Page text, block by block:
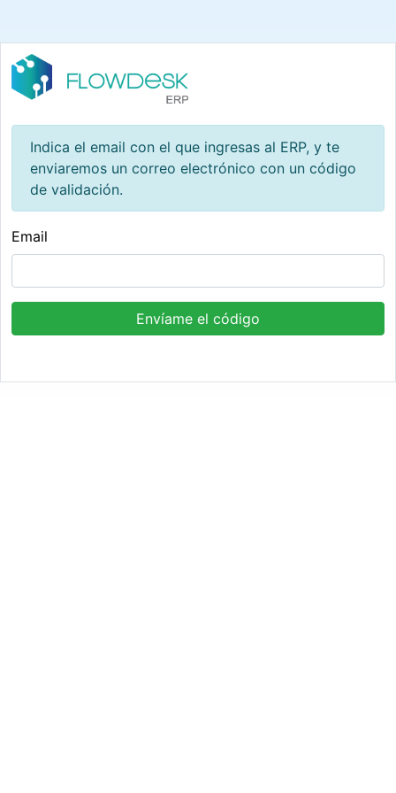
Indica el email con el que ingresas al ERP, y te
enviaremos un correo electrónico con un código
de validación.
Email
Envíame el código